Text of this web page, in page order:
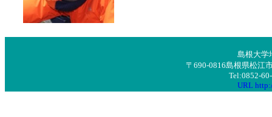
島根大学
〒690-0816島根県松江
Tel:0852-
URL